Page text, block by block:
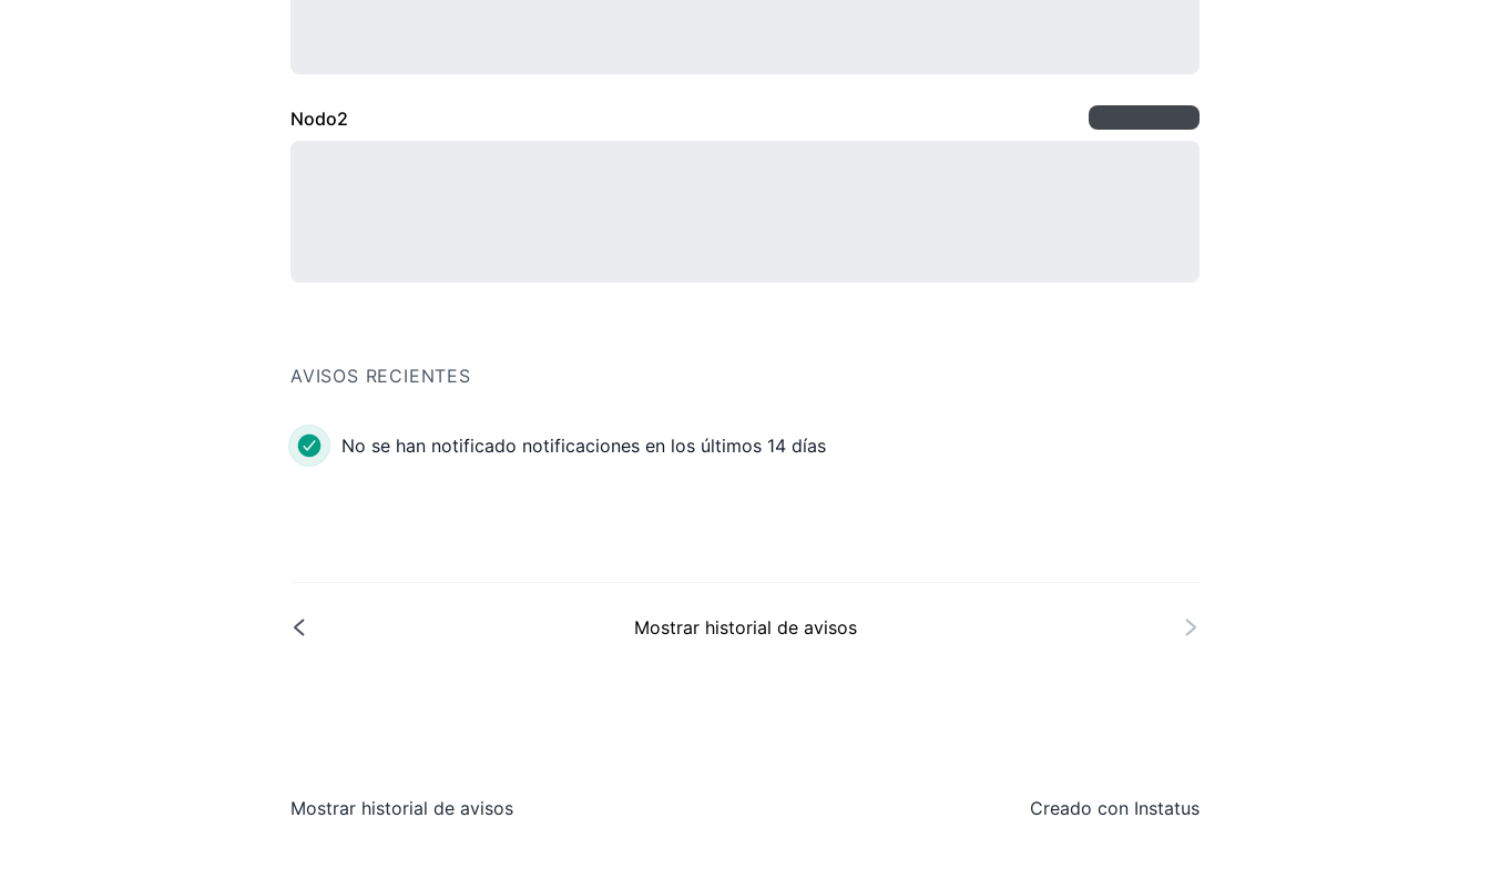
Nodo2
AVISOS RECIENTES
No se han notificado notificaciones en los últimos 14 días
Mostrar historial de avisos
Mostrar historial de avisos Creado conInstatus